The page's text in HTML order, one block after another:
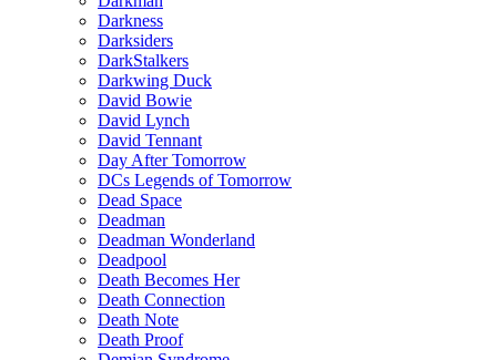
Darkness
Darksiders
DarkStalkers
Darkwing Duck
David Bowie
David Lynch
David Tennant
Day After Tomorrow
DCs Legends of Tomorrow
Dead Space
Deadman
Deadman Wonderland
Deadpool
Death Becomes Her
Death Connection
Death Note
Death Proof